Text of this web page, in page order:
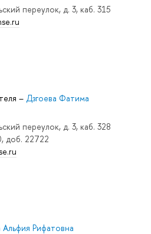
переулок, д. 3, каб. 315
– Дзгоева Фатима
переулок, д. 3, каб. 328
доб. 22722
Альфия Рифатовна